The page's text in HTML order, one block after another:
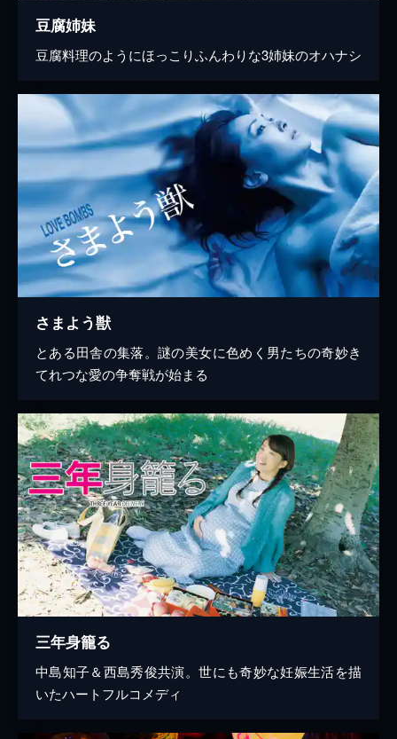
豆腐姉妹
豆腐料理のようにほっこりふんわりな3姉妹のオハナシ
さまよう獣
とある田舎の集落。謎の美女に色めく男たちの奇妙き
てれつな愛の争奪戦が始まる
三年身籠る
中島知子＆西島秀俊共演。世にも奇妙な妊娠生活を描
いたハートフルコメディ